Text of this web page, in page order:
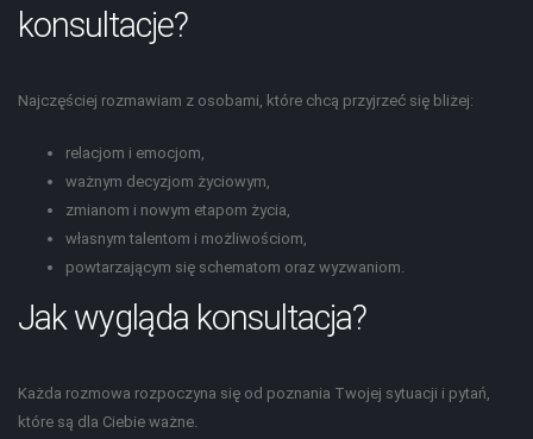
konsultacje?
Najczęściej rozmawiam z osobami, które chcą przyjrzeć się bliżej:
relacjom i emocjom,
ważnym decyzjom życiowym,
zmianom i nowym etapom życia,
własnym talentom i możliwościom,
powtarzającym się schematom oraz wyzwaniom.
Jak wygląda konsultacja?
Każda rozmowa rozpoczyna się od poznania Twojej sytuacji i pytań,
które są dla Ciebie ważne.